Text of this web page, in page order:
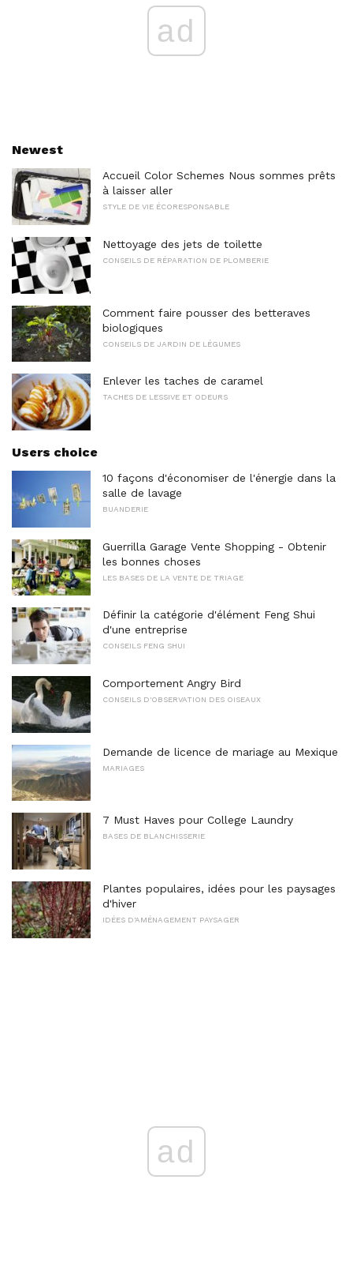
ad
Newest
Accueil Color Schemes Nous sommes prêts
à laisser aller
STYLE DE VIE ÉCORESPONSABLE
Nettoyage des jets de toilette
CONSEILS DE RÉPARATION DE PLOMBERIE
Comment faire pousser des betteraves
biologiques
CONSEILS DE JARDIN DE LÉGUMES
Enlever les taches de caramel
TACHES DE LESSIVE ET ODEURS
Users choice
10 façons d'économiser de l'énergie dans la
salle de lavage
BUANDERIE
Guerrilla Garage Vente Shopping - Obtenir
les bonnes choses
LES BASES DE LA VENTE DE TRIAGE
Définir la catégorie d'élément Feng Shui
d'une entreprise
CONSEILS FENG SHUI
Comportement Angry Bird
CONSEILS D'OBSERVATION DES OISEAUX
Demande de licence de mariage au Mexique
MARIAGES
7 Must Haves pour College Laundry
BASES DE BLANCHISSERIE
Plantes populaires, idées pour les paysages
d'hiver
IDÉES D'AMÉNAGEMENT PAYSAGER
ad